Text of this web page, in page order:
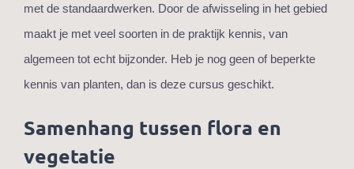
met de standaardwerken. Door de afwisseling in het gebied
maakt je met veel soorten in de praktijk kennis, van
algemeen tot echt bijzonder. Heb je nog geen of beperkte
kennis van planten, dan is deze cursus geschikt.
Samenhang tussen flora en
vegetatie